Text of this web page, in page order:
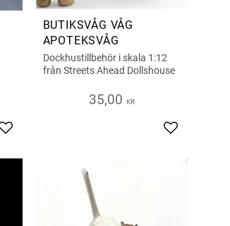
Lägg till i favoriter
BUTIKSVÅG VÅG
APOTEKSVÅG
Dockhustillbehör i skala 1:12
från Streets Ahead Dollshouse
35,00 KR
Lägg till i